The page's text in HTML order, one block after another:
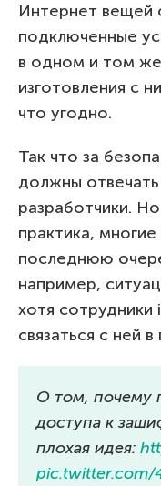
Интернет вещей
подключенные
в одном и том
изготовления с
что угодно.
Так что за
должны
разработчики.
практика,
последнюю
например,
хотя сотрудники
связаться с ней
О том, почему
доступа к
плохая идея:
pic.twitter.com/